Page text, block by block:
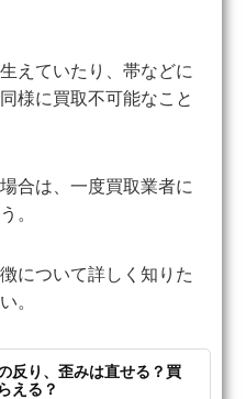
えていたり、帯などに
様に買取不可能なこと
合は、一度買取業者に
。
について詳しく知りた
。
反り、歪みは直せる？買
える？